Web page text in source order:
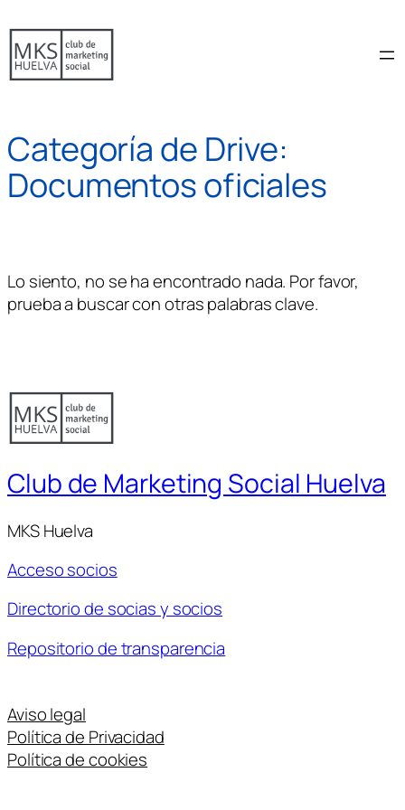
al
contenido
Categoría de Drive:
Documentos oficiales
Lo siento, no se ha encontrado nada. Por favor,
prueba a buscar con otras palabras clave.
Club de Marketing Social Huelva
MKS Huelva
Acceso socios
Directorio de socias y socios
Repositorio de transparencia
Aviso legal
Política de Privacidad
Política de cookies